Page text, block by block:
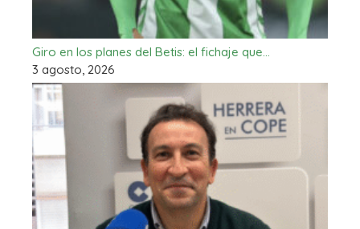
Giro en los planes del Betis: el fichaje que…
3 agosto, 2026